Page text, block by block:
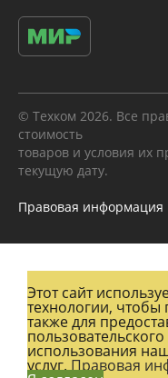
© Техком 2026. Все
стоимость
товаров и условия их
текущую дату.
Правовая информация
Этот сайт
технологии,
также для
использования
услуг.Правовая